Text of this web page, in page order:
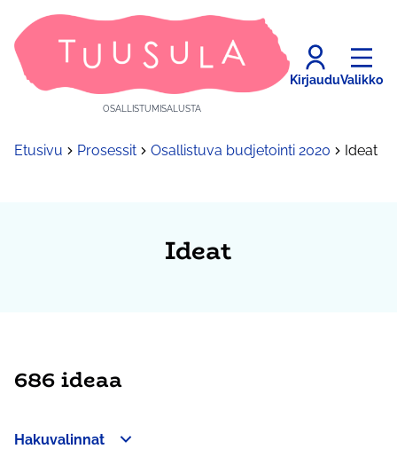
OSALLISTUMISALUSTA
KirjauduValikko
Etusivu Prosessit Osallistuva budjetointi 2020 Ideat
Ideat
686 ideaa
Hakuvalinnat